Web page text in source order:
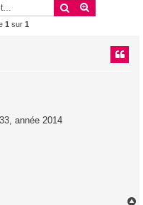
Rechercher
1 sur 1
année 2014